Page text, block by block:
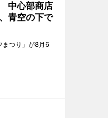
中心部商店
青空の下で
まつり」が8月6